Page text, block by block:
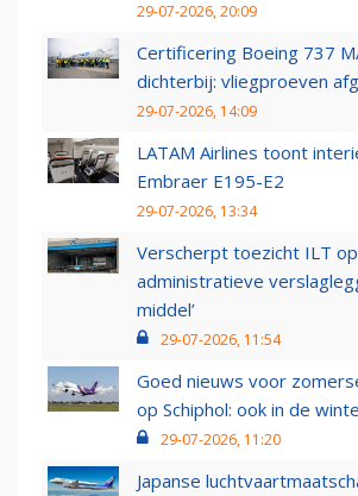
29-07-2026, 20:09
Certificering Boeing 737
dichterbij: vliegproeven
29-07-2026, 14:09
LATAM Airlines toont
Embraer E195-E2
29-07-2026, 13:34
Verscherpt toezicht ILT
administratieve
middel’
29-07-2026, 11:54
Goed nieuws voor
op Schiphol: ook in de
29-07-2026, 11:20
Japanse